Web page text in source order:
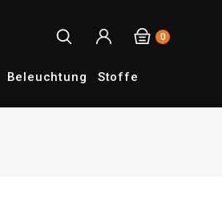
0
Beleuchtung Stoffe